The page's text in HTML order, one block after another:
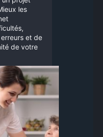
les
et de
de votre